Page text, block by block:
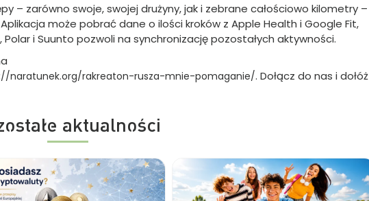
– zarówno swoje, swojej drużyny, jak i zebrane całościowo kilometry –
może pobrać dane o ilości kroków z Apple Health i Google Fit,
i Suunto pozwoli na synchronizację pozostałych aktywności.
naratunek.org/rakreaton-rusza-mnie-pomaganie/. Dołącz do nas i dołóż
aktualności